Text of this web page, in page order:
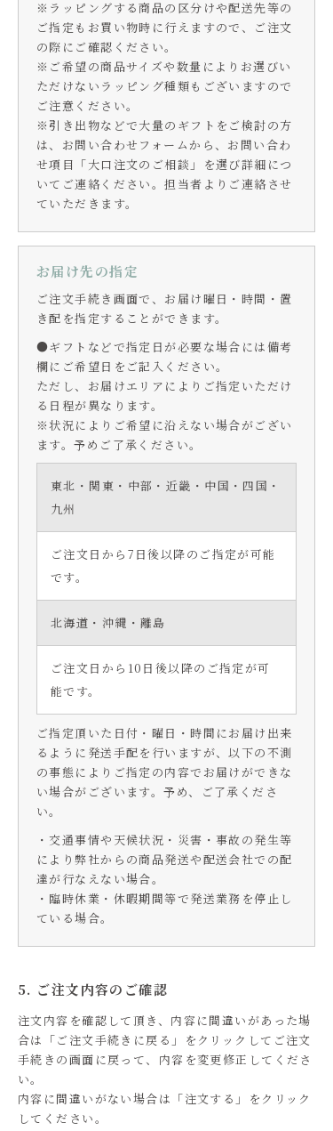
※ラッピングする商品の区分けや配送先等の
ご指定もお買い物時に行えますので、ご注文
の際にご確認ください。
※ご希望の商品サイズや数量によりお選びい
ただけないラッピング種類もございますので
ご注意ください。
※引き出物などで大量のギフトをご検討の方
は、お問い合わせフォームから、お問い合わ
せ項目「大口注文のご相談」を選び詳細につ
いてご連絡ください。担当者よりご連絡させ
ていただきます。
お届け先の指定
ご注文手続き画面で、お届け曜日・時間・置
き配を指定することができます。
●ギフトなどで指定日が必要な場合には備考
欄にご希望日をご記入ください。
ただし、お届けエリアによりご指定いただけ
る日程が異なります。
※状況によりご希望に沿えない場合がござい
ます。予めご了承ください。
東北・関東・中部・近畿・中国・四国・
九州
ご注文日から7日後以降のご指定が可能
です。
北海道・沖縄・離島
ご注文日から10日後以降のご指定が可
能です。
ご指定頂いた日付・曜日・時間にお届け出来
るように発送手配を行いますが、以下の不測
の事態によりご指定の内容でお届けができな
い場合がございます。予め、ご了承くださ
い。
・交通事情や天候状況・災害・事故の発生等
により弊社からの商品発送や配送会社での配
達が行なえない場合。
・臨時休業・休暇期間等で発送業務を停止し
ている場合。
5. ご注文内容のご確認
注文内容を確認して頂き、内容に間違いがあった場
合は「ご注文手続きに戻る」をクリックしてご注文
手続きの画面に戻って、内容を変更修正してくださ
い。
内容に間違いがない場合は「注文する」をクリック
してください。